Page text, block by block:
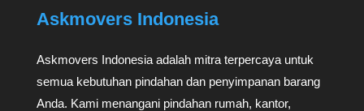
Askmovers Indonesia
Askmovers Indonesia adalah mitra terpercaya untuk
semua kebutuhan pindahan dan penyimpanan barang
Anda. Kami menangani pindahan rumah, kantor,